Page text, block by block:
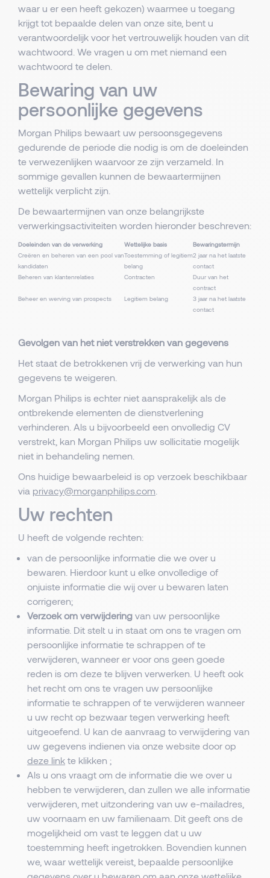
waar u er een heeft gekozen) waarmee u toegang
krijgt tot bepaalde delen van onze site, bent u
verantwoordelijk voor het vertrouwelijk houden van dit
wachtwoord. We vragen u om met niemand een
wachtwoord te delen.
Bewaring van uw
persoonlijke gegevens
Morgan Philips bewaart uw persoonsgegevens
gedurende de periode die nodig is om de doeleinden
te verwezenlijken waarvoor ze zijn verzameld. In
sommige gevallen kunnen de bewaartermijnen
wettelijk verplicht zijn.
De bewaartermijnen van onze belangrijkste
verwerkingsactiviteiten worden hieronder beschreven:
Doeleinden van de verwerking Wettelijke basis
Bewaringstermijn
Creëren en beheren van een pool van
kandidaten
Toestemming of legitiem
belang
2 jaar na het laatste
contact
Beheren van klantenrelaties
Contracten
Duur van het
contract
Beheer en werving van prospects
Legitiem belang
3 jaar na het laatste
contact
Gevolgen van het niet verstrekken van gegevens
Het staat de betrokkenen vrij de verwerking van hun
gegevens te weigeren.
Morgan Philips is echter niet aansprakelijk als de
ontbrekende elementen de dienstverlening
verhinderen. Als u bijvoorbeeld een onvolledig CV
verstrekt, kan Morgan Philips uw sollicitatie mogelijk
niet in behandeling nemen.
Ons huidige bewaarbeleid is op verzoek beschikbaar
via privacy@morganphilips.com
Uw rechten
U heeft de volgende rechten:
van de persoonlijke informatie die we over u
bewaren. Hierdoor kunt u elke onvolledige of
onjuiste informatie die wij over u bewaren laten
corrigeren;
Verzoek om verwijdering van uw persoonlijke
informatie. Dit stelt u in staat om ons te vragen om
persoonlijke informatie te schrappen of te
verwijderen, wanneer er voor ons geen goede
reden is om deze te blijven verwerken. U heeft ook
het recht om ons te vragen uw persoonlijke
informatie te schrappen of te verwijderen wanneer
u uw recht op bezwaar tegen verwerking heeft
uitgeoefend. U kan de aanvraag to verwijdering van
uw gegevens indienen via onze website door op
deze link te klikken ;
Als u ons vraagt om de informatie die we over u
hebben te verwijderen, dan zullen we alle informatie
verwijderen, met uitzondering van uw e-mailadres,
uw voornaam en uw familienaam. Dit geeft ons de
mogelijkheid om vast te leggen dat u uw
toestemming heeft ingetrokken. Bovendien kunnen
we, waar wettelijk vereist, bepaalde persoonlijke